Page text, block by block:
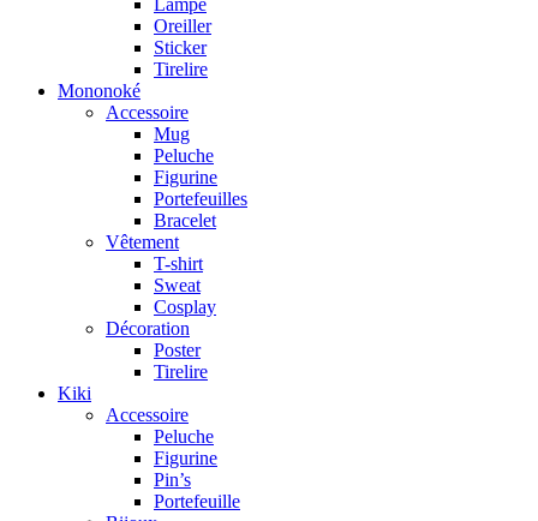
Lampe
Oreiller
Sticker
Tirelire
Mononoké
Accessoire
Mug
Peluche
Figurine
Portefeuilles
Bracelet
Vêtement
T-shirt
Sweat
Cosplay
Décoration
Poster
Tirelire
Kiki
Accessoire
Peluche
Figurine
Pin’s
Portefeuille